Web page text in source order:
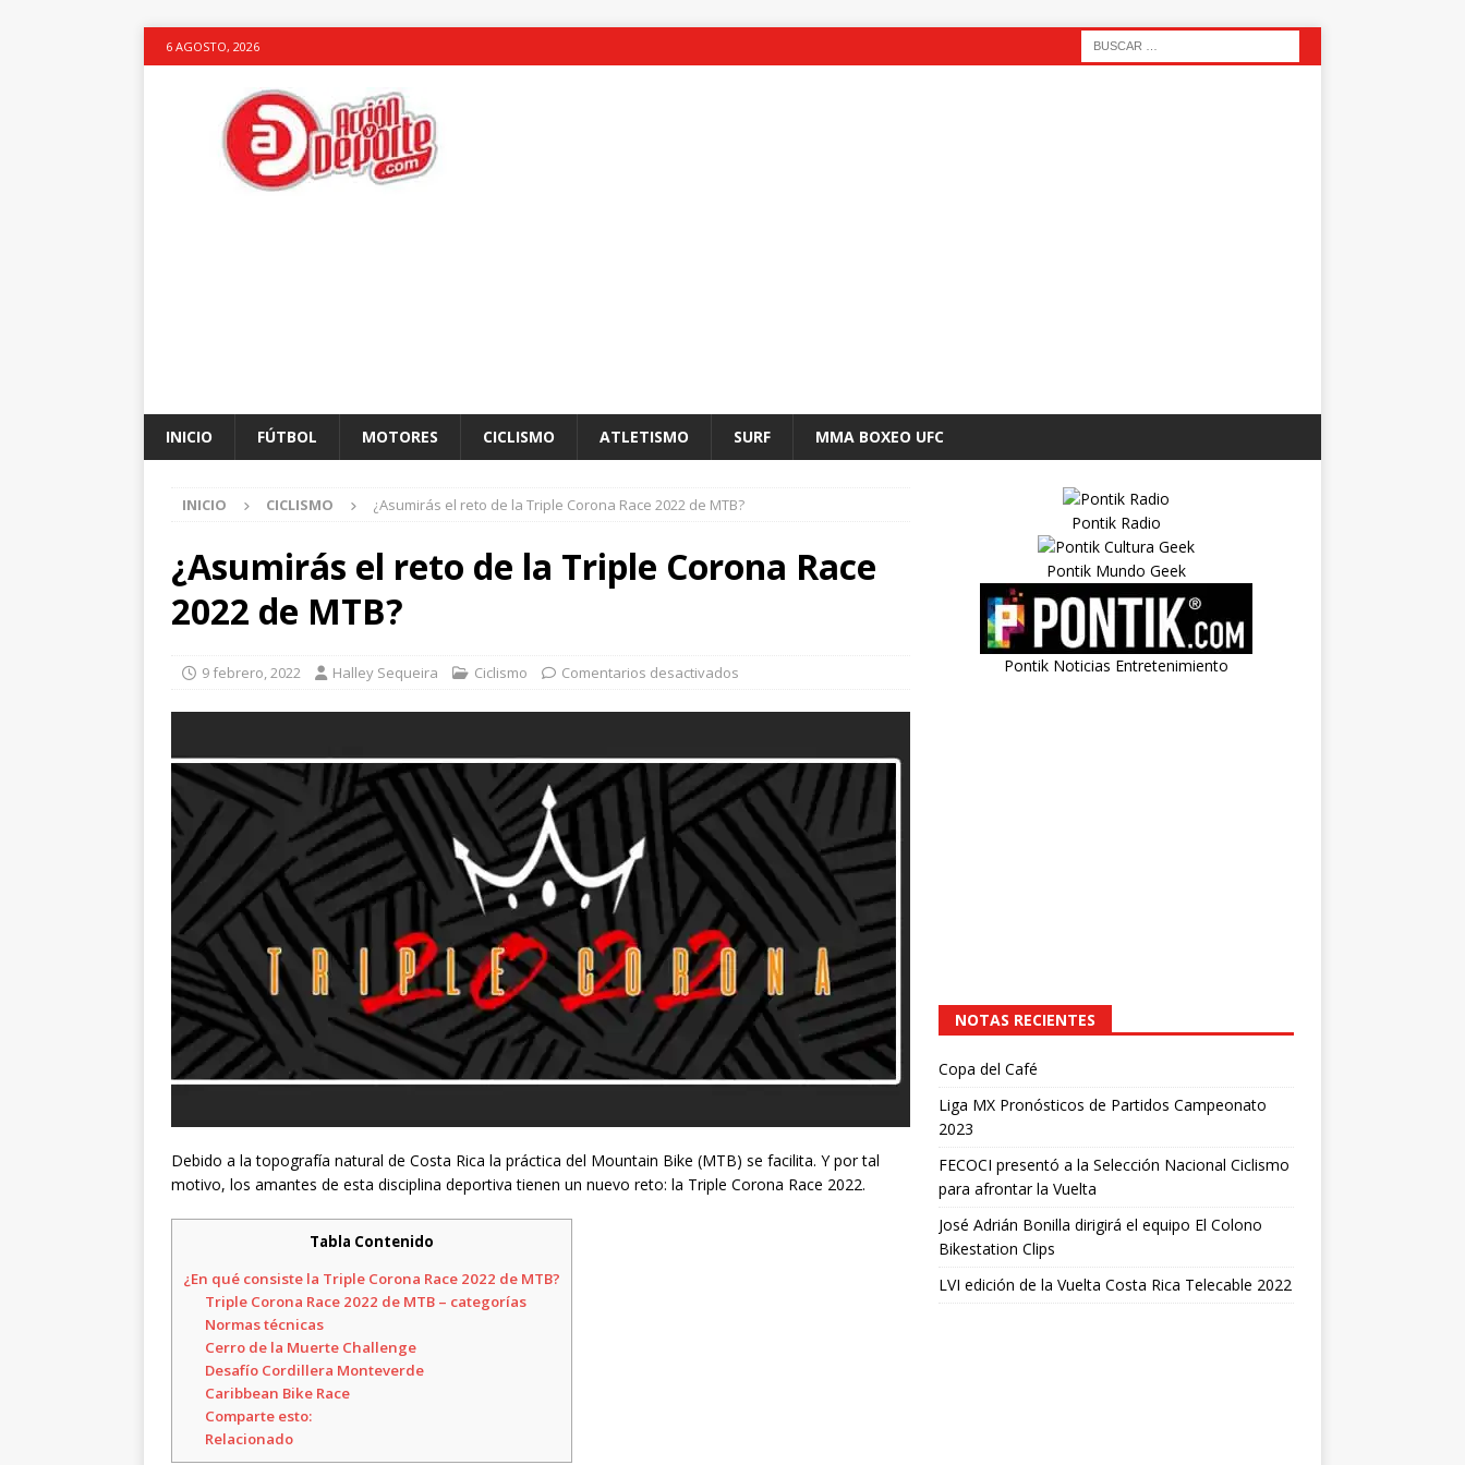
6 AGOSTO, 2026
INICIO FÚTBOL MOTORES CICLISMO ATLETISMO SURF MMA BOXEO UFC
INICIO CICLISMO ¿Asumirás el reto de la Triple Corona Race 2022 de MTB?
¿Asumirás el reto de la Triple Corona Race
2022 de MTB?
9 febrero, 2022 Halley Sequeira Ciclismo Comentarios desactivados
Debido a la topografía natural de Costa Rica la práctica del Mountain Bike (MTB) se facilita. Y por tal
motivo, los amantes de esta disciplina deportiva tienen un nuevo reto: la Triple Corona Race 2022.
Tabla Contenido
¿En qué consiste la Triple Corona Race 2022 de MTB?
Triple Corona Race 2022 de MTB – categorías
Normas técnicas
Cerro de la Muerte Challenge
Desafío Cordillera Monteverde
Caribbean Bike Race
Comparte esto:
Relacionado
Pontik Radio
Pontik Mundo Geek
Pontik Noticias Entretenimiento
NOTAS RECIENTES
Copa del Café
Liga MX Pronósticos de Partidos Campeonato
2023
FECOCI presentó a la Selección Nacional Ciclismo
para afrontar la Vuelta
José Adrián Bonilla dirigirá el equipo El Colono
Bikestation Clips
LVI edición de la Vuelta Costa Rica Telecable 2022